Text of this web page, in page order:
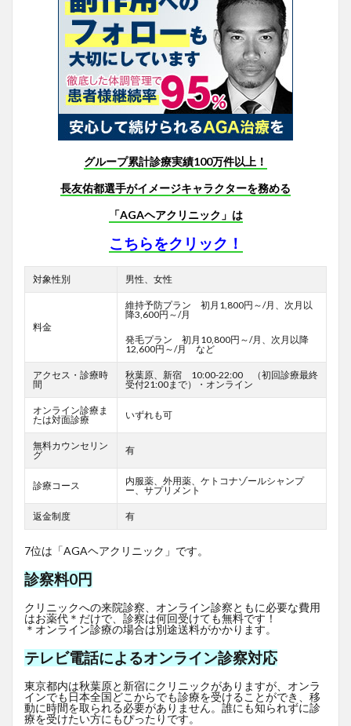
グループ累計診療実績100万件以上！
長友佑都選手がイメージキャラクターを務める
「AGAヘアクリニック」は
こちらをクリック！
対象性別 男性、女性
料金
維持予防プラン 初月1,800円～/月、次月以
降3,600円～/月
発毛プラン 初月10,800円～/月、次月以降
12,600円～/月 など
アクセス・診療時
間
秋葉原、新宿 10:00-22:00 （初回診療最終
受付21:00まで）・オンライン
オンライン診療ま
たは対面診療
いずれも可
無料カウンセリン
グ
有
診療コース
内服薬、外用薬、ケトコナゾールシャンプ
ー、サプリメント
返金制度 有
7位は「AGAヘアクリニック」です。
診察料0円
クリニックへの来院診察、オンライン診察ともに必要な費用
はお薬代＊だけで、診察は何回受けても無料です！
＊オンライン診療の場合は別途送料がかかります。
テレビ電話によるオンライン診察対応
東京都内は秋葉原と新宿にクリニックがありますが、オンラ
インでも日本全国どこからでも診療を受けることができ、移
動に時間を取られる必要がありません。誰にも知られずに診
療を受けたい方にもぴったりです。